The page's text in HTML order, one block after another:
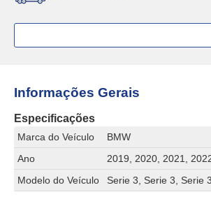
Informações Gerais
Especificações
Marca do Veículo
BMW
Ano
2019, 2020, 2021,
Modelo do Veículo
Serie 3, Serie 3, Serie 3